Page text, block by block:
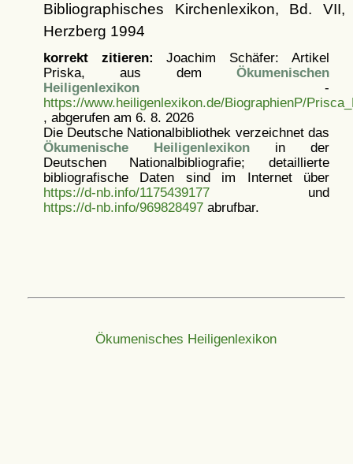
Bibliographisches Kirchenlexikon, Bd. VII,
Herzberg 1994
korrekt zitieren: Joachim Schäfer: Artikel
Priska, aus dem Ökumenischen
Heiligenlexikon-
https://www.heiligenlexikon.de/BiographienP/
, abgerufen am 6. 8. 2026
Die Deutsche Nationalbibliothek verzeichnet das
Ökumenische Heiligenlexikonin der
Deutschen Nationalbibliografie; detaillierte
bibliografische Daten sind im Internet über
https://d-nb.info/1175439177und
https://d-nb.info/969828497abrufbar.
Ökumenisches Heiligenlexikon